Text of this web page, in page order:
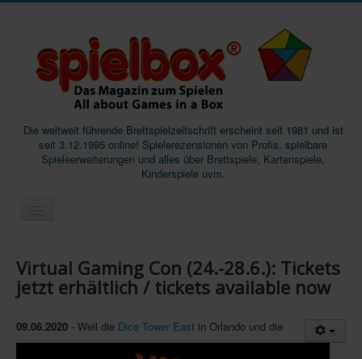
Die weltweit führende Brettspielzeitschrift erscheint seit 1981 und ist
seit 3.12.1995 online! Spielerezensionen von Profis, spielbare
Spieleerweiterungen und alles über Brettspiele, Kartenspiele,
Kinderspiele uvm.
Magazine
Podcast
Virtual Gaming Con (24.-28.6.): Tickets
jetzt erhältlich / tickets available now
09.06.2020 - Weil die Dice Tower East in Orlando und die